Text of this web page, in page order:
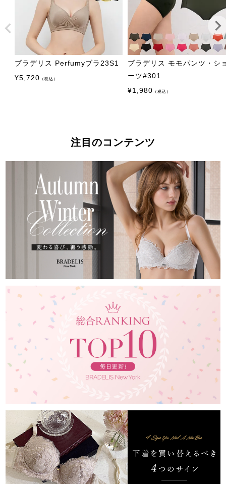
ブラデリス Perfumyブラ23S1
¥5,720 （税込）
ブラデリス モモパンツ・シ
ーツ#301
¥1,980 （税込）
注目のコンテンツ